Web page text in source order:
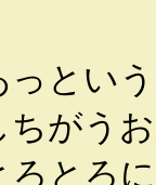
とい
がう
とろ